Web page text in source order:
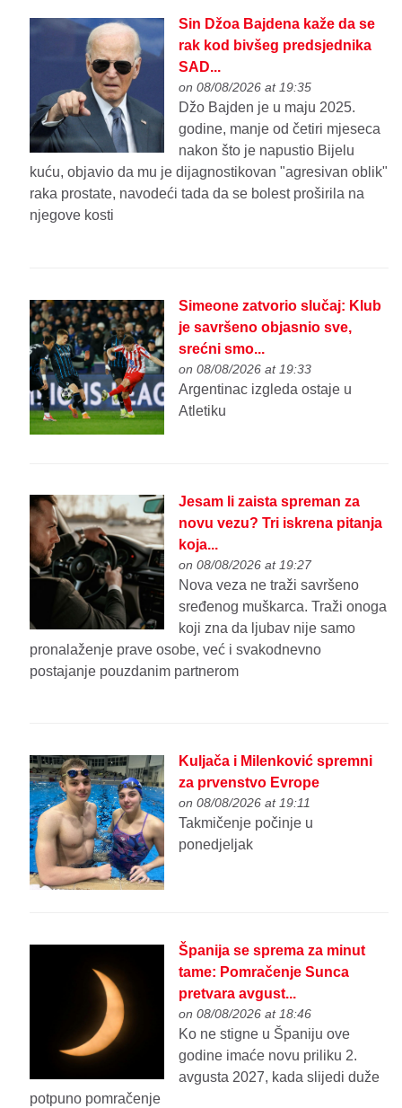
Sin Džoa Bajdena kaže da se
rak kod bivšeg predsjednika
SAD...
on 08/08/2026 at 19:35
Džo Bajden je u maju 2025.
godine, manje od četiri mjeseca
nakon što je napustio Bijelu
kuću, objavio da mu je dijagnostikovan "agresivan oblik"
raka prostate, navodeći tada da se bolest proširila na
njegove kosti
Simeone zatvorio slučaj: Klub
je savršeno objasnio sve,
srećni smo...
on 08/08/2026 at 19:33
Argentinac izgleda ostaje u
Atletiku
Jesam li zaista spreman za
novu vezu? Tri iskrena pitanja
koja...
on 08/08/2026 at 19:27
Nova veza ne traži savršeno
sređenog muškarca. Traži onoga
koji zna da ljubav nije samo
pronalaženje prave osobe, već i svakodnevno
postajanje pouzdanim partnerom
Kuljača i Milenković spremni
za prvenstvo Evrope
on 08/08/2026 at 19:11
Takmičenje počinje u
ponedjeljak
Španija se sprema za minut
tame: Pomračenje Sunca
pretvara avgust...
on 08/08/2026 at 18:46
Ko ne stigne u Španiju ove
godine imaće novu priliku 2.
avgusta 2027, kada slijedi duže
potpuno pomračenje